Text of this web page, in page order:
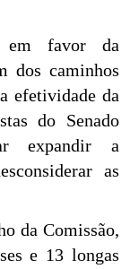
em favor da
dos caminhos
efetividade da
do Senado
expandir a
as
da Comissão,
e 13 longas